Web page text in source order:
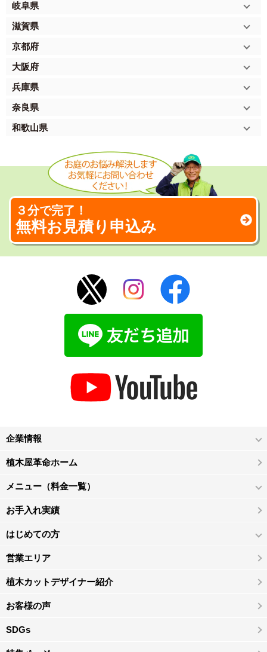
岐阜県
滋賀県
京都府
大阪府
兵庫県
奈良県
和歌山県
３分で完了！
無料お見積り申込み
企業情報
植木屋革命ホーム
メニュー（料金一覧）
お手入れ実績
はじめての方
営業エリア
植木カットデザイナー紹介
お客様の声
SDGs